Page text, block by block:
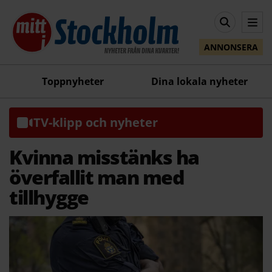
ANNONSERA
Toppnyheter Dina lokala nyheter
TV-klipp och nyheter
Kvinna misstänks ha
överfallit man med
tillhygge